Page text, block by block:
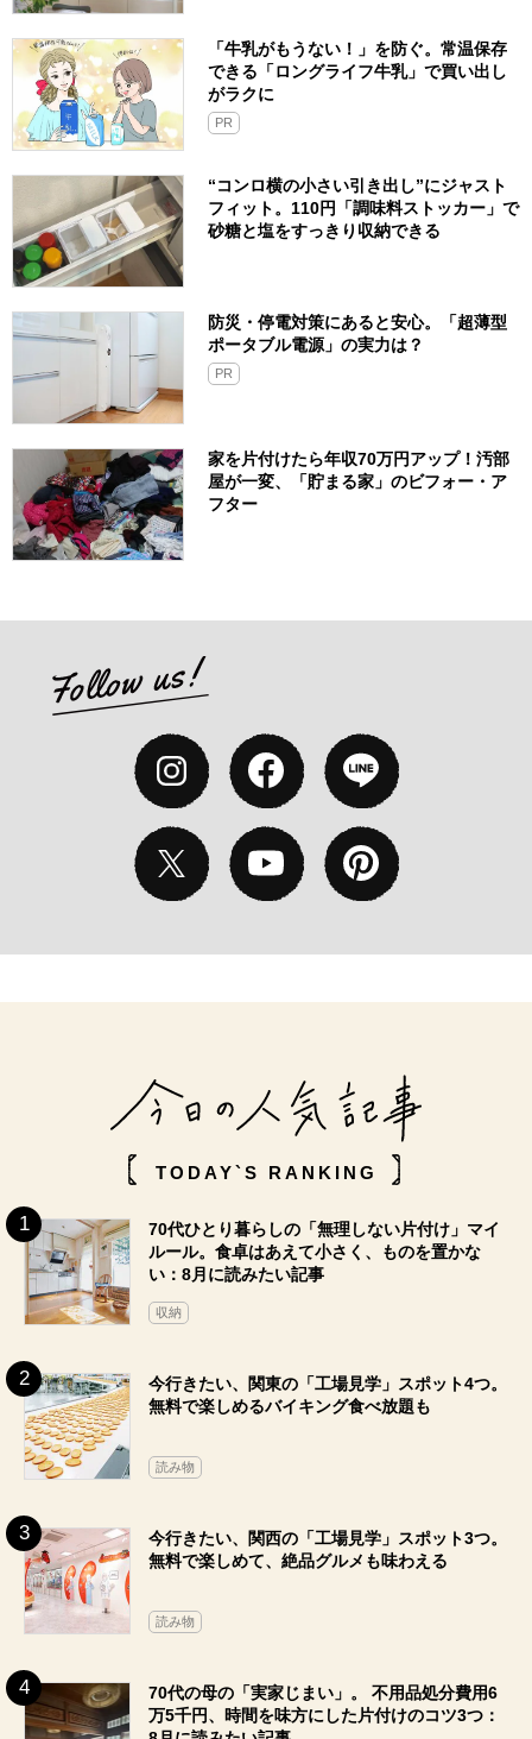
「牛乳がもうない！」を防ぐ。常温保存
できる「ロングライフ牛乳」で買い出し
がラクに
PR
“コンロ横の小さい引き出し”にジャスト
フィット。110円「調味料ストッカー」で
砂糖と塩をすっきり収納できる
防災・停電対策にあると安心。「超薄型
ポータブル電源」の実力は？​
PR
家を片付けたら年収70万円アップ！汚部
屋が一変、「貯まる家」のビフォー・ア
フター
TODAY`S RANKING
70代ひとり暮らしの「無理しない片付け」マイ
ルール。食卓はあえて小さく、ものを置かな
い：8月に読みたい記事
収納
今行きたい、関東の「工場見学」スポット4つ。
無料で楽しめるバイキング食べ放題も
読み物
今行きたい、関西の「工場見学」スポット3つ。
無料で楽しめて、絶品グルメも味わえる
読み物
70代の母の「実家じまい」。 不用品処分費用6
万5千円、時間を味方にした片付けのコツ3つ：